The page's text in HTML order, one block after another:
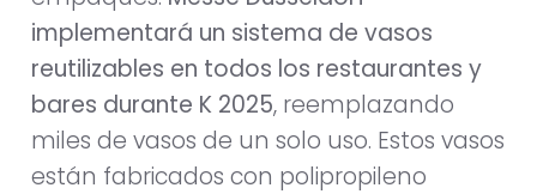
implementará un sistema de vasos
reutilizables en todos los restaurantes y
bares durante K 2025, reemplazando
miles de vasos de un solo uso. Estos vasos
están fabricados con polipropileno